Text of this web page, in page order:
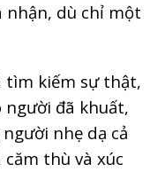
nhận, dù chỉ một
tìm kiếm sự thật,
người đã khuất,
nhẹ dạ cả
thù và xúc